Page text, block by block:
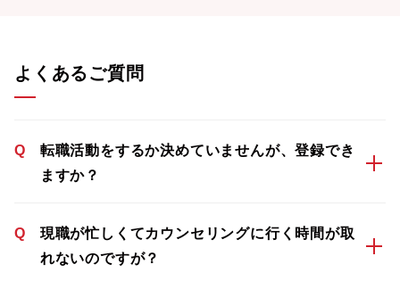
よくあるご質問
Q
転職活動をするか決めていませんが、登録でき
ますか？
Q
現職が忙しくてカウンセリングに行く時間が取
れないのですが？